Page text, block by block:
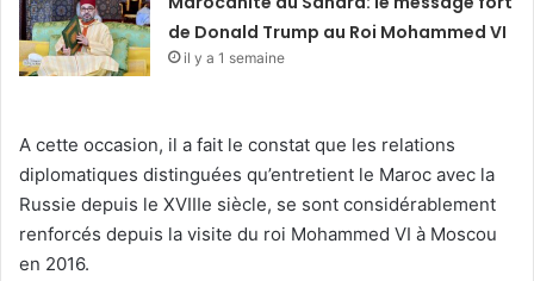
de Donald Trump au Roi Mohammed VI
il y a 1 semaine
A cette occasion, il a fait le constat que les relations
diplomatiques distinguées qu’entretient le Maroc avec la
Russie depuis le XVIIIe siècle, se sont considérablement
renforcés depuis la visite du roi Mohammed VI à Moscou
en 2016.